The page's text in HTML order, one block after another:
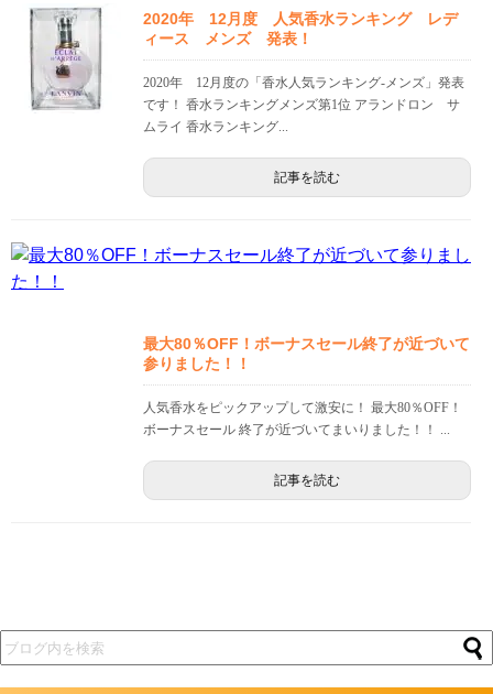
2020年 12月度 人気香水ランキング レデ
ィース メンズ 発表！
2020年 12月度の「香水人気ランキング-メンズ」発表
です！ 香水ランキングメンズ第1位 アランドロン サ
ムライ 香水ランキング...
記事を読む
最大80％OFF！ボーナスセール終了が近づいて
参りました！！
人気香水をピックアップして激安に！ 最大80％OFF！
ボーナスセール 終了が近づいてまいりました！！ ...
記事を読む